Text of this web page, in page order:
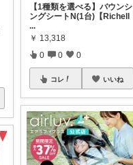
【1種類を選べる】バウンシ
ングシートN(1台)【Richell
...
￥ 13,318
0 0 0
コレ いいね